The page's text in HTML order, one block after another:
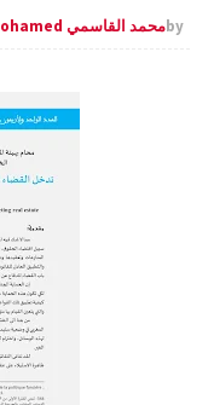
byمحمد القاسمي Al kacimi Mohamed